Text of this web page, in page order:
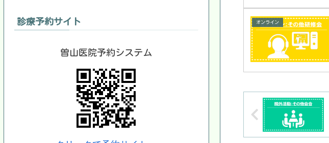
オンライン
診療予約サイト
曽山医院予約システム